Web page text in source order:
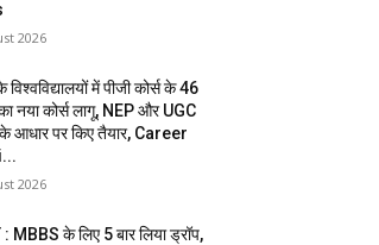
2026
विश्वविद्यालयों में पीजी कोर्स के 46
नया कोर्स लागू, NEP और UGC
के आधार पर किए तैयार, Career
2026
: MBBS के लिए 5 बार लिया ड्रॉप,